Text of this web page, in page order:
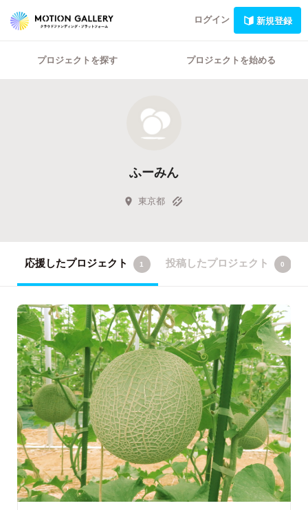
ログイン 新規登録
プロジェクトを探す プロジェクトを始める
ふーみん
東京都
応援したプロジェクト 1 投稿したプロジェクト 0